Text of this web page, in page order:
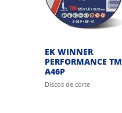
EK WINNER
PERFORMANCE TM
A46P
Discos de corte